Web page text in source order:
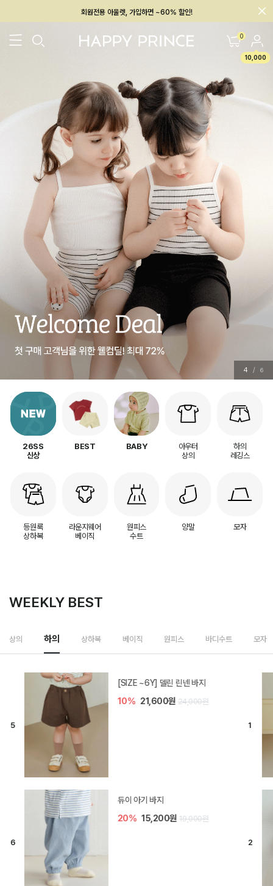
회원전용 아울렛, 가입하면 ~60% 할인!
0
10,000
5 / 6
26SS
신상
BEST BABY
아우터
상의
하의
레깅스
등원룩
상하복
라운지웨어
베이직
원피스
수트
양말 모자
WEEKLY BEST
상의 하의 상하복 베이직 원피스 바디수트 모자
[SIZE ~6Y] 델린 린넨 바지
10% 21,600원 24,000원
듀이 아기 바지
20% 15,200원 19,000원